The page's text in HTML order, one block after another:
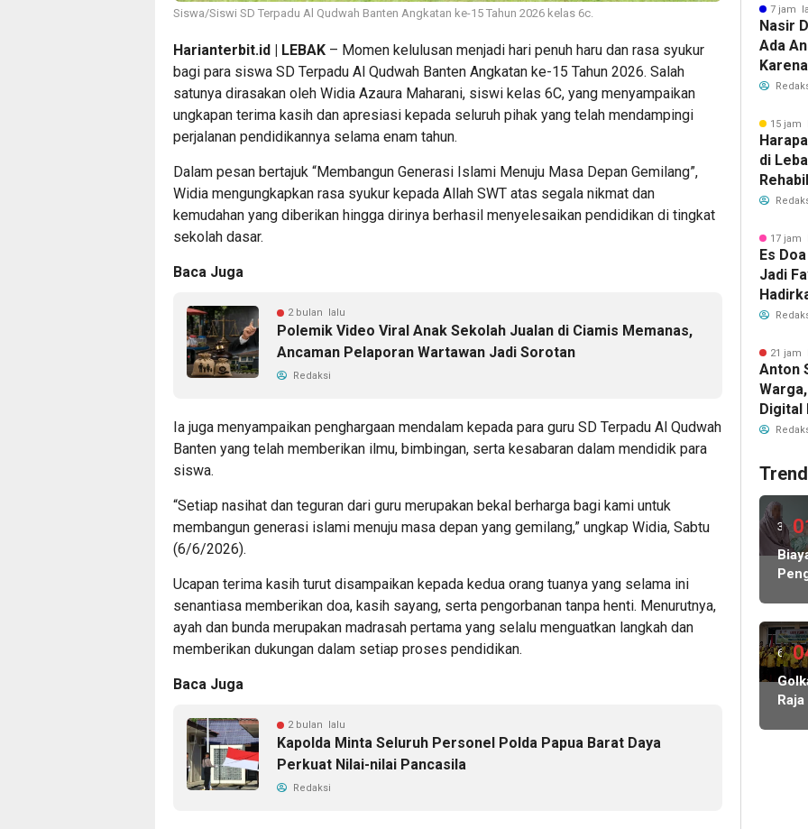
Siswa/Siswi SD Terpadu Al Qudwah Banten Angkatan ke-15 Tahun 2026 kelas 6c.
Harianterbit.id | LEBAK – Momen kelulusan menjadi hari penuh haru dan rasa syukur
bagi para siswa SD Terpadu Al Qudwah Banten Angkatan ke-15 Tahun 2026. Salah
satunya dirasakan oleh Widia Azaura Maharani, siswi kelas 6C, yang menyampaikan
ungkapan terima kasih dan apresiasi kepada seluruh pihak yang telah mendampingi
perjalanan pendidikannya selama enam tahun.
Dalam pesan bertajuk “Membangun Generasi Islami Menuju Masa Depan Gemilang”,
Widia mengungkapkan rasa syukur kepada Allah SWT atas segala nikmat dan
kemudahan yang diberikan hingga dirinya berhasil menyelesaikan pendidikan di tingkat
sekolah dasar.
Baca Juga
2 bulan lalu
Polemik Video Viral Anak Sekolah Jualan di Ciamis Memanas,
Ancaman Pelaporan Wartawan Jadi Sorotan
Redaksi
Ia juga menyampaikan penghargaan mendalam kepada para guru SD Terpadu Al Qudwah
Banten yang telah memberikan ilmu, bimbingan, serta kesabaran dalam mendidik para
siswa.
“Setiap nasihat dan teguran dari guru merupakan bekal berharga bagi kami untuk
membangun generasi islami menuju masa depan yang gemilang,” ungkap Widia, Sabtu
(6/6/2026).
Ucapan terima kasih turut disampaikan kepada kedua orang tuanya yang selama ini
senantiasa memberikan doa, kasih sayang, serta pengorbanan tanpa henti. Menurutnya,
ayah dan bunda merupakan madrasah pertama yang selalu menguatkan langkah dan
memberikan dukungan dalam setiap proses pendidikan.
Baca Juga
2 bulan lalu
Kapolda Minta Seluruh Personel Polda Papua Barat Daya
Perkuat Nilai-nilai Pancasila
Redaksi
7 jam
Nasir
Ada
15 jam
di
Dibuka
17 jam
Es
Jadi
Es
21 jam
Anton
Digital
3
hari
lalu
KP
6
hari
lalu
Raja